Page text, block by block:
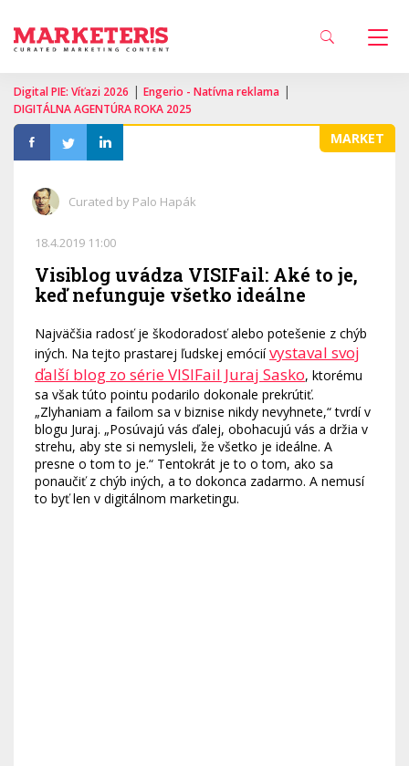
Digital PIE: Víťazi 2026 | Engerio - Natívna reklama |
DIGITÁLNA AGENTÚRA ROKA 2025
MARKET
Curated by Palo Hapák
18.4.2019 11:00
Visiblog uvádza VISIFail: Aké to je,
keď nefunguje všetko ideálne
Najväčšia radosť je škodoradosť alebo potešenie z chýb
iných. Na tejto prastarej ľudskej emóciívystaval svoj
ďalší blog zo série VISIFail Juraj Sasko, ktorému
sa však túto pointu podarilo dokonale prekrútiť.
„Zlyhaniam a failom sa v biznise nikdy nevyhnete,“ tvrdí v
blogu Juraj. „Posúvajú vás ďalej, obohacujú vás a držia v
strehu, aby ste si nemysleli, že všetko je ideálne. A
presne o tom to je.“ Tentokrát je to o tom, ako sa
ponaučiť z chýb iných, a to dokonca zadarmo. A nemusí
to byť len v digitálnom marketingu.